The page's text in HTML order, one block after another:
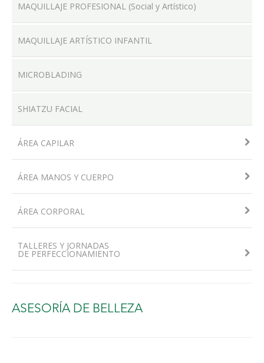
MAQUILLAJE PROFESIONAL (Social y Artístico)
MAQUILLAJE ARTÍSTICO INFANTIL
MICROBLADING
SHIATZU FACIAL
ÁREA CAPILAR
ÁREA MANOS Y CUERPO
ÁREA CORPORAL
TALLERES Y JORNADAS
DE PERFECCIONAMIENTO
ASESORÍA DE BELLEZA